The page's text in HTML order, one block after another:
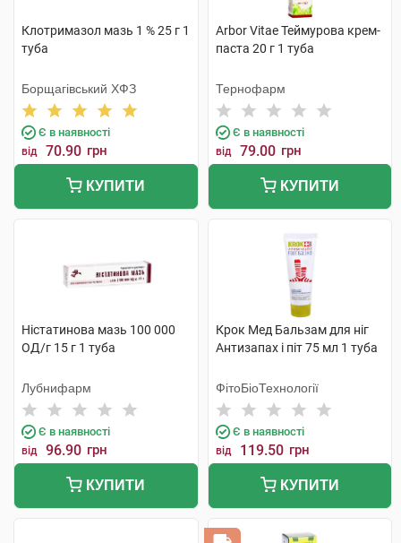
Клотримазол мазь 1 % 25 г 1
туба
Борщагівський ХФЗ
Є в наявності
від 70.90 грн
КУПИТИ
Arbor Vitae Теймурова крем-
паста 20 г 1 туба
Тернофарм
Є в наявності
від 79.00 грн
КУПИТИ
Ністатинова мазь 100 000
ОД/г 15 г 1 туба
Лубнифарм
Є в наявності
від 96.90 грн
КУПИТИ
Крок Мед Бальзам для ніг
Антизапах і піт 75 мл 1 туба
ФітоБіоТехнології
Є в наявності
від 119.50 грн
КУПИТИ